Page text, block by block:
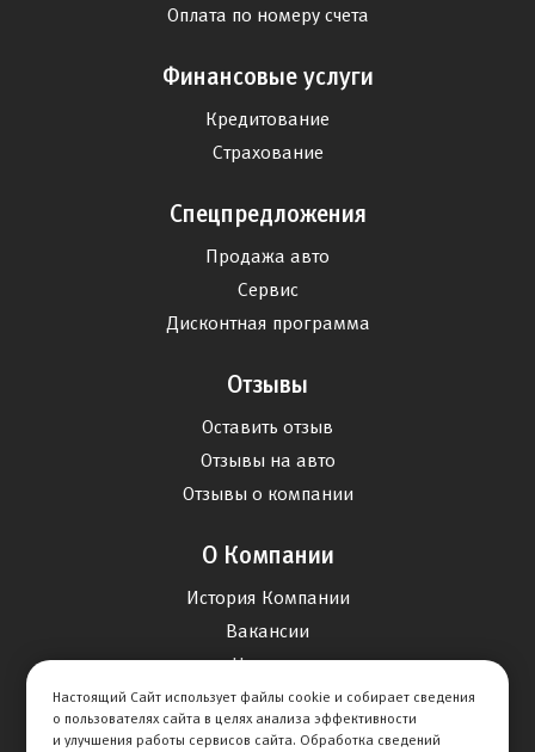
Оплата по номеру счета
Финансовые услуги
Кредитование
Страхование
Спецпредложения
Продажа авто
Сервис
Дисконтная программа
Отзывы
Оставить отзыв
Отзывы на авто
Отзывы о компании
О Компании
История Компании
Вакансии
Новости
Карта сайта
Настоящий Сайт использует файлы cookie и собирает сведения
о пользователях сайта в целях анализа эффективности
и улучшения работы сервисов сайта. Обработка сведений